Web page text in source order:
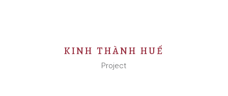
KINH THÀNH HUẾ
Project